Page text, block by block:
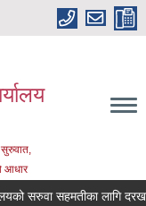
आधार
सरुवा सहमतीका लागि